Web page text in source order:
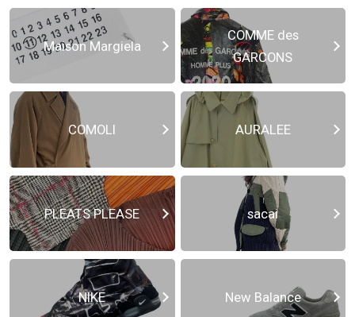
Maison Margiela
COMME des
GARCONS
COMOLI AURALEE
PLEATS PLEASE sacai
NIKE New Balance